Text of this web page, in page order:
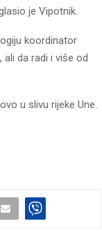
je Vipotnik.
koordinator
da radi i više od
u slivu rijeke Une.